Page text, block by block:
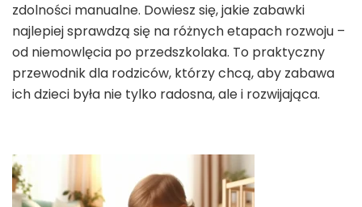
zdolności manualne. Dowiesz się, jakie zabawki
najlepiej sprawdzą się na różnych etapach rozwoju –
od niemowlęcia po przedszkolaka. To praktyczny
przewodnik dla rodziców, którzy chcą, aby zabawa
ich dzieci była nie tylko radosna, ale i rozwijająca.